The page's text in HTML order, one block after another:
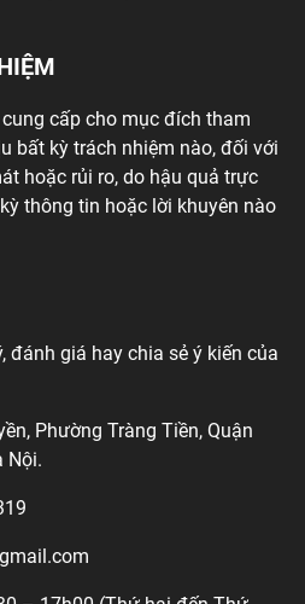
cấp cho mục đích tham
bất kỳ trách nhiệm nào, đối với
hoặc rủi ro, do hậu quả trực
thông tin hoặc lời khuyên nào
đánh giá hay chia sẻ ý kiến của
Phường Tràng Tiền, Quận
Nội.